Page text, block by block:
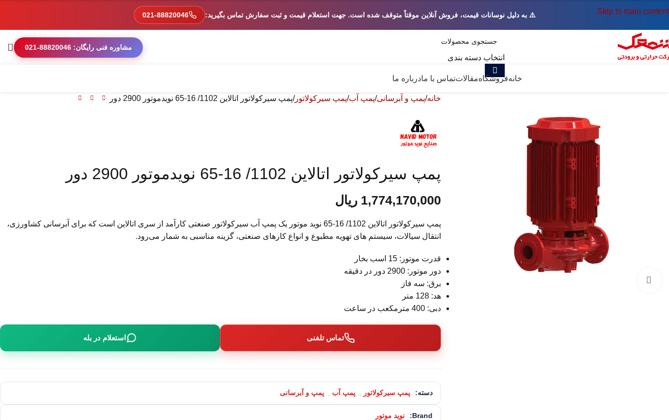
Skip to main content ⚠️ به دلیل نوسانات قیمت، فروش آنلاین موقتاً متوقف شده است. جهت استعلام قیمت و ثبت سفارش تماس بگیرید: 021-88820046
انتخاب دسته بندی
مشاوره فنی رایگان: 88820046-021
0
خانهفروشگاهمقالاتتماس با مادرباره ما
خانه پمپ و آبرسانی پمپ آب پمپ سیرکولاتور پمپ سیرکولاتور اتالاین 1102/ 16-65 نویدموتور 2900 دور
پمپ سیرکولاتور اتالاین 1102/ 16-65 نویدموتور 2900 دور
1,774,170,000 ریال
پمپ سیرکولاتور اتالاین 1102/ 16-65 نوید موتور یک پمپ آب سیرکولاتور صنعتی کارآمد از سری اتالاین است که برای آبرسانی کشاورزی،
انتقال سیالات، سیستم های تهویه مطبوع و انواع کارهای صنعتی، گزینه مناسبی به شمار می‌رود.
قدرت موتور: 15 اسب بخار
دور موتور: 2900 دور در دقیقه
برق: سه فاز
هد: 128 متر
دبی: 400 مترمکعب در ساعت
تماس تلفنی استعلام در بله
دسته: پمپ سیرکولاتور پمپ آب پمپ و آبرسانی
Brand: نوید موتور